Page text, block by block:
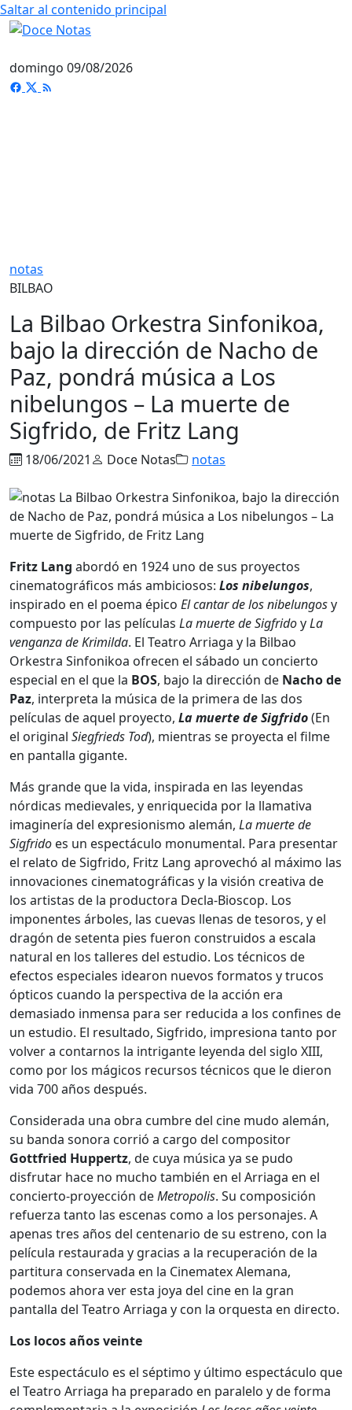
Saltar al contenido principal
domingo 09/08/2026
notas
BILBAO
La Bilbao Orkestra Sinfonikoa,
bajo la dirección de Nacho de
Paz, pondrá música a Los
nibelungos – La muerte de
Sigfrido, de Fritz Lang
18/06/2021 Doce Notas notas
Fritz Lang abordó en 1924 uno de sus proyectos
cinematográficos más ambiciosos: Los nibelungos,
inspirado en el poema épico El cantar de los nibelungosy
compuesto por las películas La muerte de SigfridoyLa
venganza de Krimilda. El Teatro Arriaga y la Bilbao
Orkestra Sinfonikoa ofrecen el sábado un concierto
especial en el que la BOS, bajo la dirección de Nacho de
Paz, interpreta la música de la primera de las dos
películas de aquel proyecto, La muerte de Sigfrido(En
el original Siegfrieds Tod), mientras se proyecta el filme
en pantalla gigante.
Más grande que la vida, inspirada en las leyendas
nórdicas medievales, y enriquecida por la llamativa
imaginería del expresionismo alemán, La muerte de
Sigfrido es un espectáculo monumental. Para presentar
el relato de Sigfrido, Fritz Lang aprovechó al máximo las
innovaciones cinematográficas y la visión creativa de
los artistas de la productora Decla-Bioscop. Los
imponentes árboles, las cuevas llenas de tesoros, y el
dragón de setenta pies fueron construidos a escala
natural en los talleres del estudio. Los técnicos de
efectos especiales idearon nuevos formatos y trucos
ópticos cuando la perspectiva de la acción era
demasiado inmensa para ser reducida a los confines de
un estudio. El resultado, Sigfrido, impresiona tanto por
volver a contarnos la intrigante leyenda del siglo XIII,
como por los mágicos recursos técnicos que le dieron
vida 700 años después.
Considerada una obra cumbre del cine mudo alemán,
su banda sonora corrió a cargo del compositor
Gottfried Huppertz, de cuya música ya se pudo
disfrutar hace no mucho también en el Arriaga en el
concierto-proyección deMetropolis. Su composición
refuerza tanto las escenas como a los personajes. A
apenas tres años del centenario de su estreno, con la
película restaurada y gracias a la recuperación de la
partitura conservada en la Cinematex Alemana,
podemos ahora ver esta joya del cine en la gran
pantalla del Teatro Arriaga y con la orquesta en directo.
Los locos años veinte
Este espectáculo es el séptimo y último espectáculo que
el Teatro Arriaga ha preparado en paralelo y de forma